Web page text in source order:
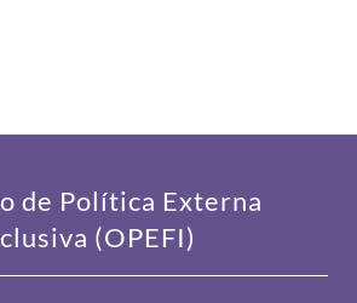
de Política Externa
(OPEFI)